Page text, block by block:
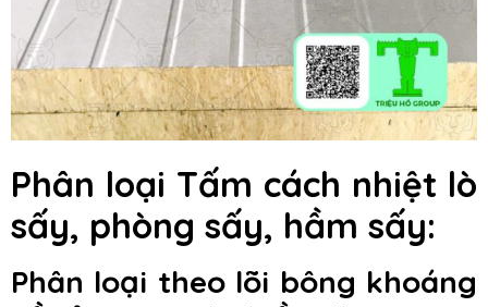
Phân loại Tấm cách nhiệt lò
sấy, phòng sấy, hầm sấy:
Phân loại theo lõi bông khoáng